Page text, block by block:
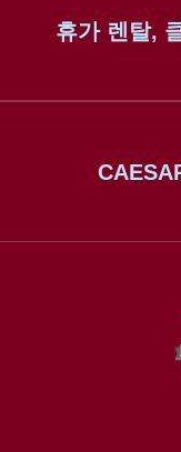
휴가 렌탈,